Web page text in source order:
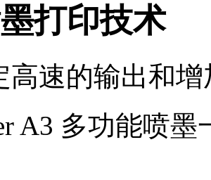
打印技术
高速的输出和
A3 多功能喷